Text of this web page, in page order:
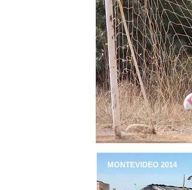
MONTEVIDEO 2014